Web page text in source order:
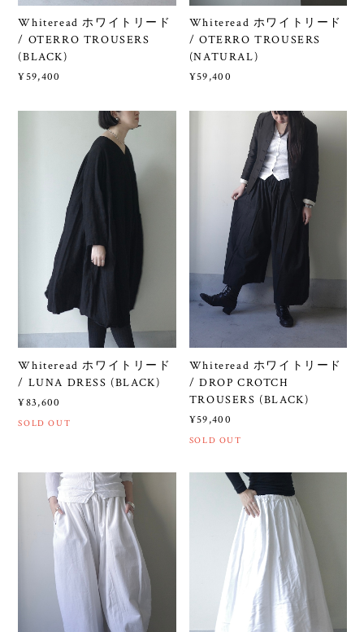
Whiteread ホワイトリード
/ OTERRO TROUSERS
(BLACK)
¥59,400
Whiteread ホワイトリード
/ OTERRO TROUSERS
(NATURAL)
¥59,400
Whiteread ホワイトリード
/ LUNA DRESS (BLACK)
¥83,600
SOLD OUT
Whiteread ホワイトリード
/ DROP CROTCH
TROUSERS (BLACK)
¥59,400
SOLD OUT